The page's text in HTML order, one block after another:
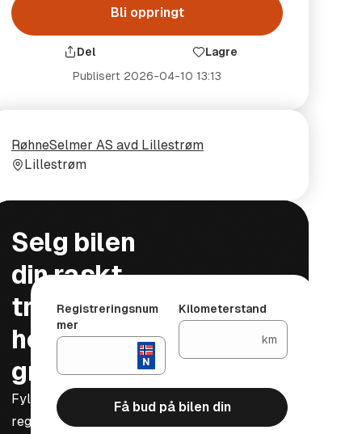
Bli oppringt
Del
Lagre
Publisert 2026-04-10 13:13
Selger
RøhneSelmer AS avd Lillestrøm
Selgerens
plass
Lillestrøm
Selg bilen
din raskt,
trygt og
helt
gratis
Fyll inn
registreringsnummer
Registreringsnum
mer
Kilometerstand
km
Få bud på bilen din